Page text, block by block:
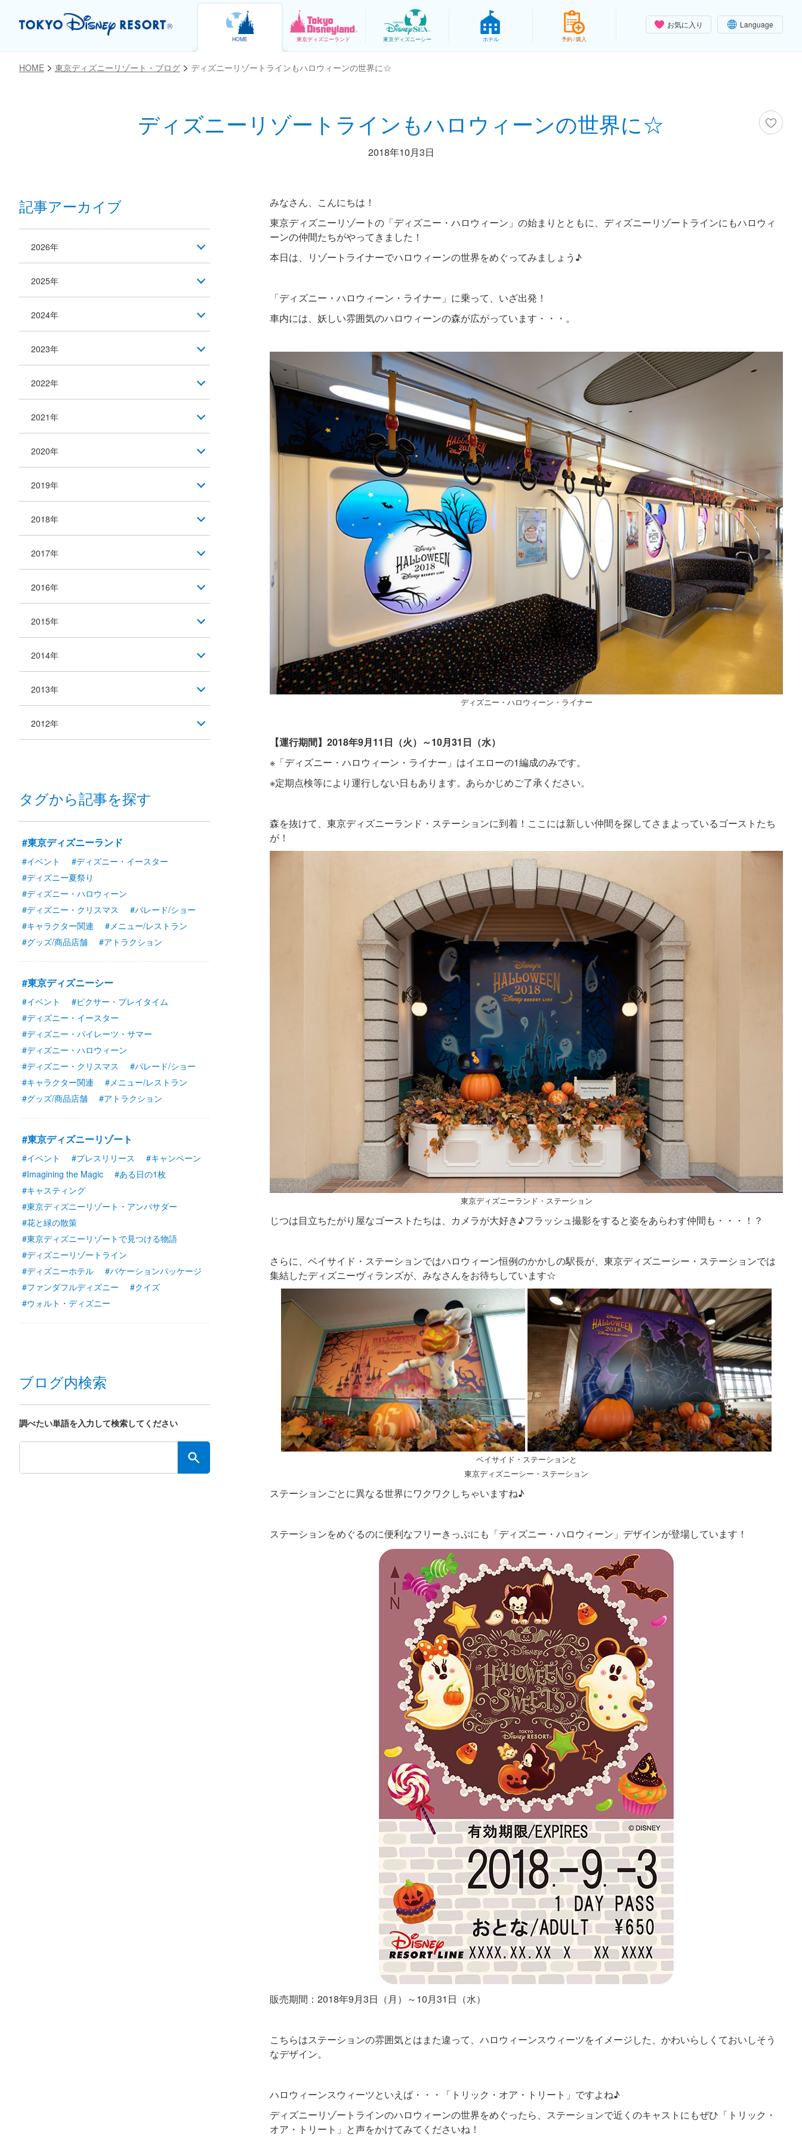
お気に入り Language
HOME 東京ディズニーランド 東京ディズニーシー ホテル 予約 / 購入
HOME 東京ディズニーリゾート・ブログ ディズニーリゾートラインもハロウィーンの世界に☆
ディズニーリゾートラインもハロウィーンの世界に☆
お気に入り
2018年10月3日
みなさん、こんにちは！
東京ディズニーリゾートの「ディズニー・ハロウィーン」の始まりとともに、ディズニーリゾートラインにもハロウィ
ーンの仲間たちがやってきました！
本日は、リゾートライナーでハロウィーンの世界をめぐってみましょう♪
「ディズニー・ハロウィーン・ライナー」に乗って、いざ出発！
車内には、妖しい雰囲気のハロウィーンの森が広がっています・・・。
ディズニー・ハロウィーン・ライナー
【運行期間】2018年9月11日（火）～10月31日（水）
※「ディズニー・ハロウィーン・ライナー」はイエローの1編成のみです。
※定期点検等により運行しない日もあります。あらかじめご了承ください。
森を抜けて、東京ディズニーランド・ステーションに到着！ここには新しい仲間を探してさまよっているゴーストたち
が！
東京ディズニーランド・ステーション
じつは目立ちたがり屋なゴーストたちは、カメラが大好き♪フラッシュ撮影をすると姿をあらわす仲間も・・・！？
さらに、ベイサイド・ステーションではハロウィーン恒例のかかしの駅長が、東京ディズニーシー・ステーションでは
集結したディズニーヴィランズが、みなさんをお待ちしています☆
ベイサイド・ステーションと
東京ディズニーシー・ステーション
ステーションごとに異なる世界にワクワクしちゃいますね♪
ステーションをめぐるのに便利なフリーきっぷにも「ディズニー・ハロウィーン」デザインが登場しています！
販売期間：2018年9月3日（月）～10月31日（水）
こちらはステーションの雰囲気とはまた違って、ハロウィーンスウィーツをイメージした、かわいらしくておいしそう
なデザイン。
ハロウィーンスウィーツといえば・・・「トリック・オア・トリート」ですよね♪
ディズニーリゾートラインのハロウィーンの世界をめぐったら、ステーションで近くのキャストにもぜひ「トリック・
オア・トリート」と声をかけてみてくださいね！
記事アーカイブ
2026年
2025年
2024年
2023年
2022年
2021年
2020年
2019年
2018年
2017年
2016年
2015年
2014年
2013年
2012年
タグから記事を探す
#東京ディズニーランド
#イベント
#ディズニー・イースター
#ディズニー夏祭り
#ディズニー・ハロウィーン
#ディズニー・クリスマス
#パレード/ショー
#キャラクター関連
#メニュー/レストラン
#グッズ/商品店舗
#アトラクション
#東京ディズニーシー
#イベント
#ピクサー・プレイタイム
#ディズニー・イースター
#ディズニー・パイレーツ・サマー
#ディズニー・ハロウィーン
#ディズニー・クリスマス
#パレード/ショー
#キャラクター関連
#メニュー/レストラン
#グッズ/商品店舗
#アトラクション
#東京ディズニーリゾート
#イベント #プレスリリース
#キャンペーン
#Imagining the Magic
#ある日の1枚
#キャスティング
#東京ディズニーリゾート・アンバサダー
#花と緑の散策
#東京ディズニーリゾートで見つける物語
#ディズニーリゾートライン
#ディズニーホテル
#バケーションパッケージ
#ファンダフルディズニー
#クイズ
#ウォルト・ディズニー
ブログ内検索
調べたい単語を入力して検索してください